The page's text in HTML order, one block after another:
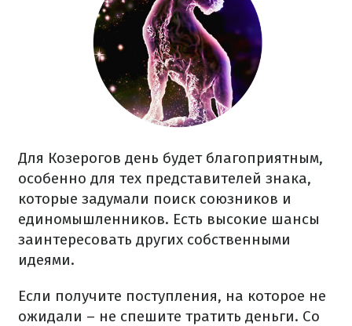
Для Козерогов день будет благоприятным,
особенно для тех представителей знака,
которые задумали поиск союзников и
единомышленников. Есть высокие шансы
заинтересовать других собственными
идеями.
Если получите поступления, на которое не
ожидали – не спешите тратить деньги. Со